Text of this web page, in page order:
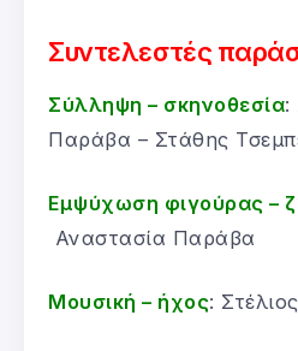
Συντελεστές
Σύλληψη – σκηνοθεσία:
Παράβα – Στάθης
Εμψύχωση φιγούρας –
Αναστασία Παράβα
Μουσική – ήχος: